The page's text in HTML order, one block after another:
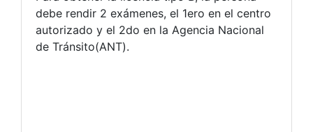
debe rendir 2 exámenes, el 1ero en el centro
autorizado y el 2do en la Agencia Nacional
de Tránsito(ANT).